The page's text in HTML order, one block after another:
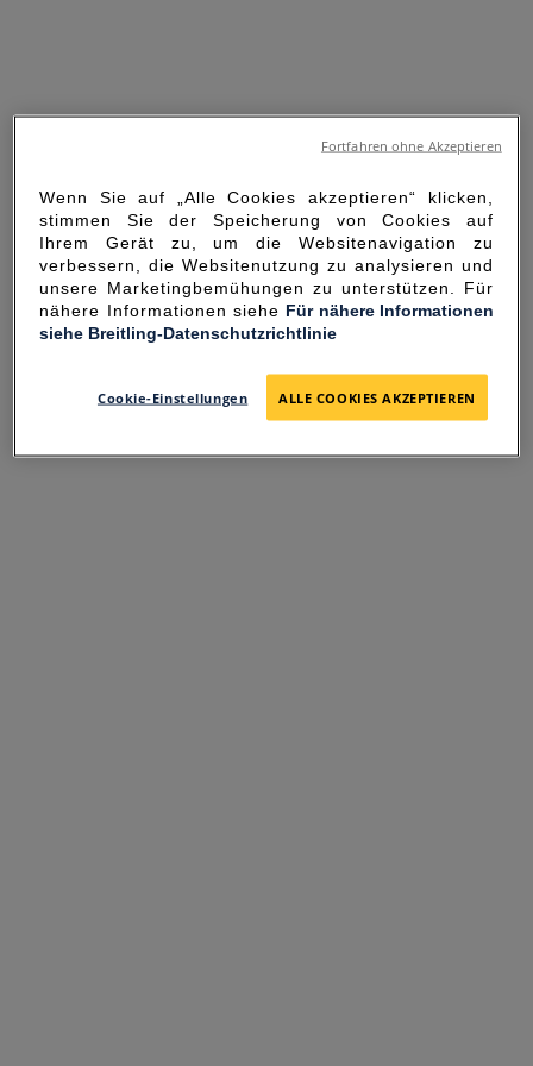
SORRY FOR THE
INCONVENIENCE
Wenn Sie auf „Alle Cookies akzeptieren“ klicken,
stimmen Sie der Speicherung von Cookies auf
Ihrem Gerät zu, um die Websitenavigation zu
verbessern, die Websitenutzung zu analysieren und
unsere Marketingbemühungen zu unterstützen. Für
nähere Informationen siehe Für nähere Informationen
siehe Breitling-Datenschutzrichtlinie
Cookie-Einstellungen ALLE COOKIES AKZEPTIEREN
Fortfahren ohne Akzeptieren